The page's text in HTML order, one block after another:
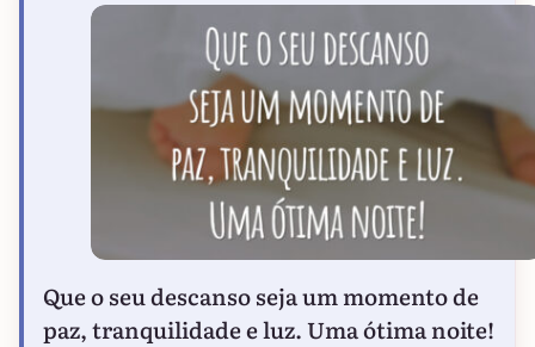
Que o seu descanso seja um momento de
paz, tranquilidade e luz. Uma ótima noite!